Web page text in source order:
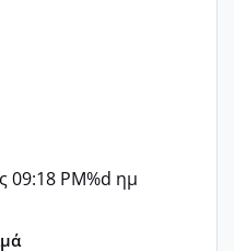
09:18 PM%d ημ
γέλια και ανεμελιά